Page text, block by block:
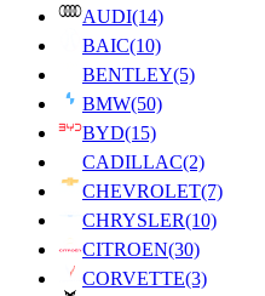
AUDI(14)
BAIC(10)
BENTLEY(5)
BMW(50)
BYD(15)
CADILLAC(2)
CHEVROLET(7)
CHRYSLER(10)
CITROEN(30)
CORVETTE(3)